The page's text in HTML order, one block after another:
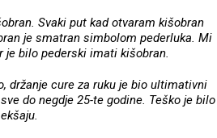
Svaki put kad otvaram kišobran
je smatran simbolom pederluka. Mi
bilo pederski imati kišobran.
držanje cure za ruku je bio ultimativni
do negdje 25-te godine. Teško je bilo